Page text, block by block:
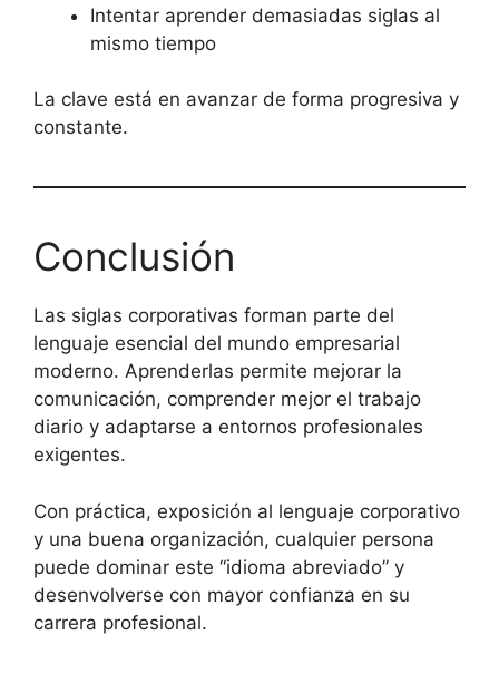
Intentar aprender demasiadas siglas al
mismo tiempo
La clave está en avanzar de forma progresiva y
constante.
Conclusión
Las siglas corporativas forman parte del
lenguaje esencial del mundo empresarial
moderno. Aprenderlas permite mejorar la
comunicación, comprender mejor el trabajo
diario y adaptarse a entornos profesionales
exigentes.
Con práctica, exposición al lenguaje corporativo
y una buena organización, cualquier persona
puede dominar este “idioma abreviado” y
desenvolverse con mayor confianza en su
carrera profesional.